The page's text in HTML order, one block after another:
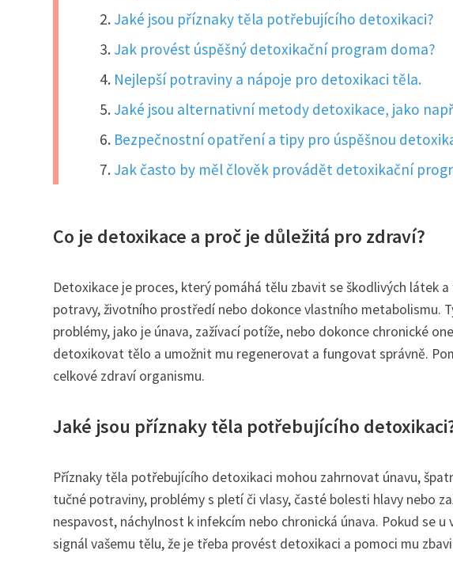
Jaké jsou příznaky těla potřebujícího detoxikaci?
Jak provést úspěšný detoxikační program doma?
Nejlepší potraviny a nápoje pro detoxikaci těla.
Jaké jsou alternativní metody detoxikace, jako
Bezpečnostní opatření a tipy pro úspěšnou
Jak často by měl člověk provádět detoxikační
Co je detoxikace a proč je důležitá pro zdraví?
Detoxikace je proces, který pomáhá tělu zbavit se škodlivých
potravy, životního prostředí nebo dokonce vlastního metabolismu.
problémy, jako je únava, zažívací potíže, nebo dokonce chronické
detoxikovat tělo a umožnit mu regenerovat a fungovat správně.
celkové zdraví organismu.
Jaké jsou příznaky těla potřebujícího
Příznaky těla potřebujícího detoxikaci mohou zahrnovat únavu,
tučné potraviny, problémy s pletí či vlasy, časté bolesti hlavy nebo
nespavost, náchylnost k infekcím nebo chronická únava. Pokud se
signál vašemu tělu, že je třeba provést detoxikaci a pomoci mu